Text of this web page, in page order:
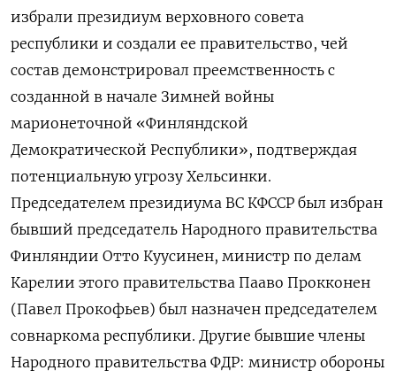
избрали президиум верховного совета
республики и создали ее правительство, чей
состав демонстрировал преемственность с
созданной в начале Зимней войны
марионеточной «Финляндской
Демократической Республики», подтверждая
потенциальную угрозу Хельсинки.
Председателем президиума ВС КФССР был избран
бывший председатель Народного правительства
Финляндии Отто Куусинен, министр по делам
Карелии этого правительства Пааво Прокконен
(Павел Прокофьев) был назначен председателем
совнаркома республики. Другие бывшие члены
Народного правительства ФДР: министр обороны